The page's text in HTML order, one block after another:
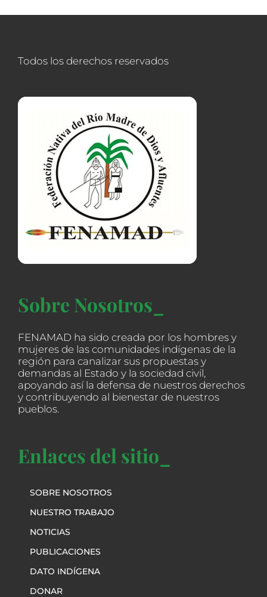
Todos los derechos reservados
Sobre Nosotros_
FENAMAD ha sido creada por los hombres y
mujeres de las comunidades indígenas de la
región para canalizar sus propuestas y
demandas al Estado y la sociedad civil,
apoyando así la defensa de nuestros derechos
y contribuyendo al bienestar de nuestros
pueblos.
Enlaces del sitio_
SOBRE NOSOTROS
NUESTRO TRABAJO
NOTICIAS
PUBLICACIONES
DATO INDÍGENA
DONAR